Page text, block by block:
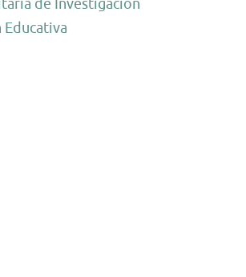
de Investigación
Educativa